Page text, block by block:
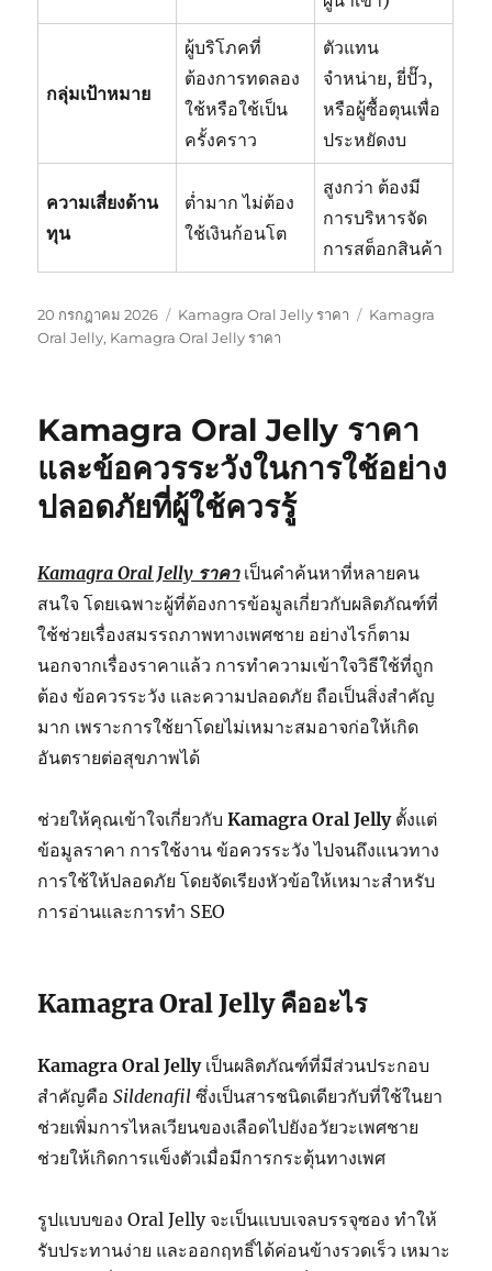
กลุ่มเป้าหมาย
ผู้บริโภคที่
ต้องการทดลอง
ใช้หรือใช้เป็น
ครั้งคราว
ตัวแทน
จำหน่าย, ยี่ปั๊ว,
หรือผู้ซื้อตุนเพื่อ
ประหยัดงบ
ความเสี่ยงด้าน
ทุน
ต่ำมาก ไม่ต้อง
ใช้เงินก้อนโต
สูงกว่า ต้องมี
การบริหารจัด
การสต็อกสินค้า
เขียน
เมื่อ
20 กรกฎาคม 2026
หมวด
หมู่
Kamagra Oral Jelly ราคา
ป้าย
Kamagra
Oral Jelly, Kamagra Oral Jelly ราคา
Kamagra Oral Jelly ราคา
และข้อควรระวังในการใช้อย่าง
ปลอดภัยที่ผู้ใช้ควรรู้
Kamagra Oral Jelly ราคาเป็นคำค้นหาที่หลายคน
สนใจ โดยเฉพาะผู้ที่ต้องการข้อมูลเกี่ยวกับผลิตภัณฑ์ที่
ใช้ช่วยเรื่องสมรรถภาพทางเพศชาย อย่างไรก็ตาม
นอกจากเรื่องราคาแล้ว การทำความเข้าใจวิธีใช้ที่ถูก
ต้อง ข้อควรระวัง และความปลอดภัย ถือเป็นสิ่งสำคัญ
มาก เพราะการใช้ยาโดยไม่เหมาะสมอาจก่อให้เกิด
อันตรายต่อสุขภาพได้
ช่วยให้คุณเข้าใจเกี่ยวกับKamagra Oral Jellyตั้งแต่
ข้อมูลราคา การใช้งาน ข้อควรระวัง ไปจนถึงแนวทาง
การใช้ให้ปลอดภัย โดยจัดเรียงหัวข้อให้เหมาะสำหรับ
การอ่านและการทำ SEO
Kamagra Oral Jelly คืออะไร
Kamagra Oral Jellyเป็นผลิตภัณฑ์ที่มีส่วนประกอบ
สำคัญคือSildenafil ซึ่งเป็นสารชนิดเดียวกับที่ใช้ในยา
ช่วยเพิ่มการไหลเวียนของเลือดไปยังอวัยวะเพศชาย
ช่วยให้เกิดการแข็งตัวเมื่อมีการกระตุ้นทางเพศ
รูปแบบของ Oral Jelly จะเป็นแบบเจลบรรจุซอง ทำให้
รับประทานง่าย และออกฤทธิ์ได้ค่อนข้างรวดเร็ว เหมาะ